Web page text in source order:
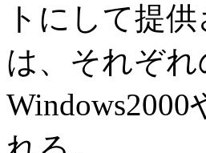
トにして提
は、それぞ